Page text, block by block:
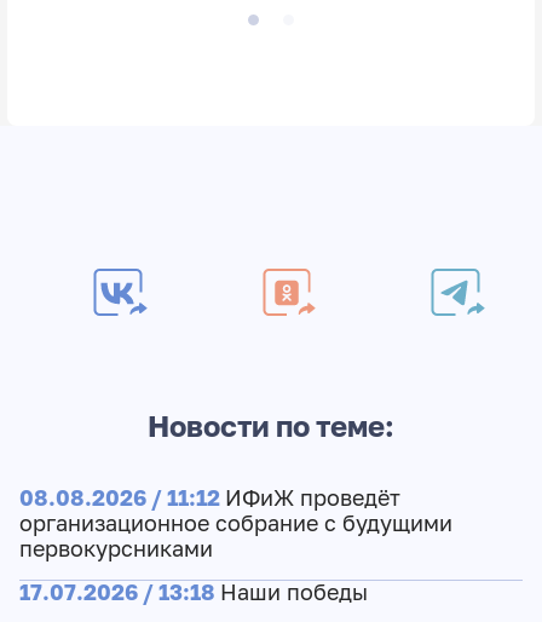
Новости по теме:
08.08.2026 / 11:12 ИФиЖ проведёт
организационное собрание с будущими
первокурсниками
17.07.2026 / 13:18 Наши победы